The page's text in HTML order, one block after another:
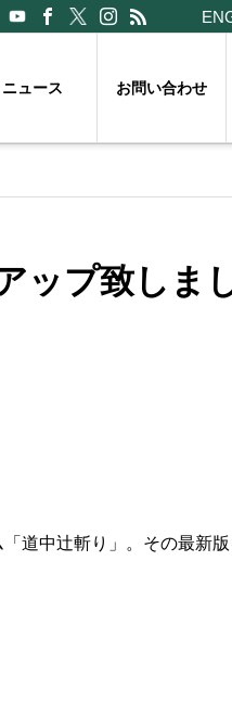
ニュース お問い合わせ
ップ致しま
道中辻斬り」。その最新版